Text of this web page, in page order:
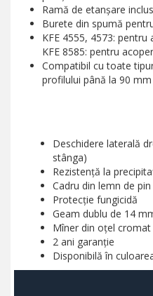
Ramă de etanșare
Burete din spumă
KFE 4555, 4573:
KFE 8585: pentru
Compatibil cu toate
profilului până la 90 mm
Deschidere laterală
stânga)
Rezistență la
Cadru din lemn de
Protecție fungicidă
Geam dublu de 14
Mîner din oțel
2 ani garanție
Disponibilă în